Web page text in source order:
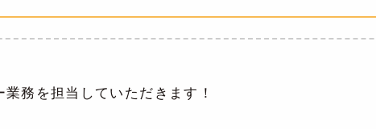
務を担当していただきます！